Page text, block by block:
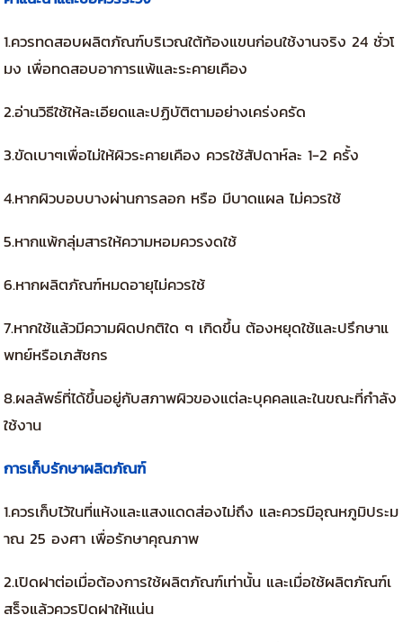
1.ควรทดสอบผลิตภัณฑ์บริเวณใต้ท้องแขนก่อนใช้งานจริง 24 ชั่วโ
มง เพื่อทดสอบอาการแพ้และระคายเคือง
2.อ่านวิธีใช้ให้ละเอียดและปฏิบัติตามอย่างเคร่งครัด
3.ขัดเบาๆเพื่อไม่ให้ผิวระคายเคือง ควรใช้สัปดาห์ละ 1-2 ครั้ง
4.หากผิวบอบบางผ่านการลอก หรือ มีบาดแผล ไม่ควรใช้
5.หากแพ้กลุ่มสารให้ความหอมควรงดใช้
6.หากผลิตภัณฑ์หมดอายุไม่ควรใช้
7.หากใช้แล้วมีความผิดปกติใด ๆ เกิดขึ้น ต้องหยุดใช้และปรึกษาแ
พทย์หรือเภสัชกร
8.ผลลัพธ์ที่ได้ขึ้นอยู่กับสภาพผิวของแต่ละบุคคลและในขณะที่กำลัง
ใช้งาน
การเก็บรักษาผลิตภัณฑ์
1.ควรเก็บไว้ในที่แห้งและแสงแดดส่องไม่ถึง และควรมีอุณหภูมิประม
าณ 25 องศา เพื่อรักษาคุณภาพ
2.เปิดฝาต่อเมื่อต้องการใช้ผลิตภัณฑ์เท่านั้น และเมื่อใช้ผลิตภัณฑ์เ
สร็จแล้วควรปิดฝาให้แน่น